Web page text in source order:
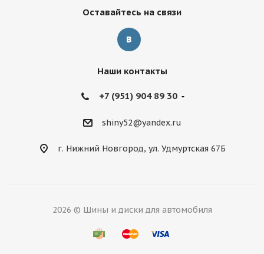
Оставайтесь на связи
Наши контакты
+7 (951) 904 89 30
shiny52@yandex.ru
г. Нижний Новгород, ул. Удмуртская 67Б
2026 © Шины и диски для автомобиля